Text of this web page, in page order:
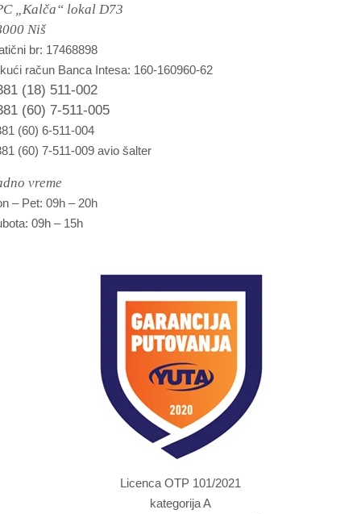
„Kalča“ lokal D73
Niš
br: 17468898
račun Banca Intesa: 160-160960-62
(18) 511-002
(60) 7-511-005
(60) 6-511-004
(60) 7-511-009 avio šalter
vreme
– Pet: 09h – 20h
09h – 15h
Licenca OTP 101/2021
kategorija A